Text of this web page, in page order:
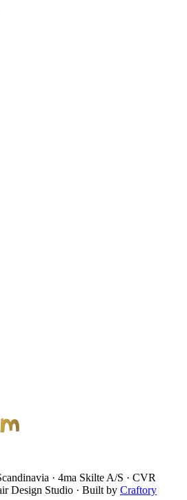
· 4ma Skilte A/S · CVR
Design Studio · Built by Craftory